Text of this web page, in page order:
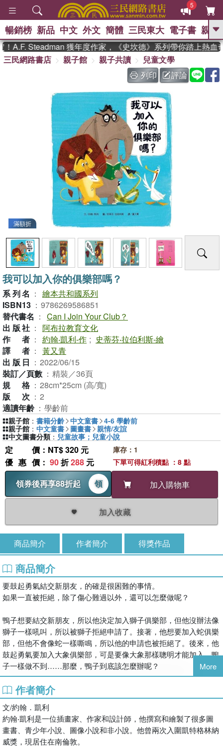
5
GO
熱搜： 東野圭吾 、 The Odyssey
、 如果歷史是一群喵 、 暑期
國際布克獎 臺灣漫遊錄 、 方
念華 、 台灣的李登輝時代
孩：黎曼猜想 、 偉大的迷走神經
暢銷榜 新品 中文 外文 簡體 三民東大 電子書 親子
Steadman 獲年度作家，《史坎德》系列帶你踏上熱血奇
三民網路書店
親子館 親子共讀
兒童文學
列印
評論
滿額折
我可以加入你的俱樂部嗎？
系列名 ： 繪本共和國系列
ISBN13 ： 9786269586851
替代書名 ： Can I Join Your Club？
出版社 ：
阿布拉教育文化
作者 ： 約翰‧凱利-作 ; 史蒂芬‧拉伯利斯-繪
譯者 ： 黃又青
出版日 ： 2022/06/15
裝訂／頁數 ： 精裝／36頁
規格 ： 28cm*25cm (高/寬)
版次 ： 2
適讀年齡 ： 學齡前
定價 ：NT$ 320 元
優惠價 ： 90折288 元
領券後再享88折起
領 加入購物車
加入收藏
庫存：1
下單可得紅利積點 ：8 點
親子館 ： 書籍分齡 中文童書 4-6 學齡前
親子館 ： 中文童書 圖畫書 親情/友誼
中文圖書分類 ： 兒童故事；兒童小說
商品簡介 作者簡介 得獎作品
商品簡介
要鼓起勇氣結交新朋友，的確是很困難的事情。
如果一直被拒絕，除了傷心難過以外，還可以怎麼做呢？
鴨子想要結交新朋友，所以他決定加入獅子俱樂部，但他沒辦法像
獅子一樣吼叫，所以被獅子拒絕申請了。接著，他想要加入蛇俱樂
部，但他不會像蛇一樣嘶鳴，所以他的申請也被拒絕了。後來，他
鼓起勇氣要加入大象俱樂部，可是要像大象那樣聰明才能加入，鴨
子一樣做不到……那麼，鴨子到底該怎麼辦呢？
★高雄市立圖書館喜閱網選書
★教育部國民中小學閱讀推廣優良選書
★教育部閱讀起步走選書
More
作者簡介
文/約翰．凱利
約翰‧凱利是一位插畫家、作家和設計師，他撰寫和繪製了很多圖
畫書、青少年小說、圖像小說和非小說。他曾兩次入圍凱特格林納
威獎，現居住在南倫敦。